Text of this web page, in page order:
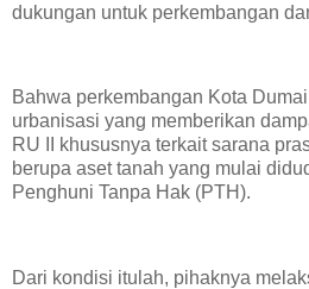
dukungan untuk perkembangan
Bahwa perkembangan Kota
urbanisasi yang memberikan
RU II khususnya terkait sarana
berupa aset tanah yang mulai
Penghuni Tanpa Hak (PTH).
Dari kondisi itulah, pihaknya